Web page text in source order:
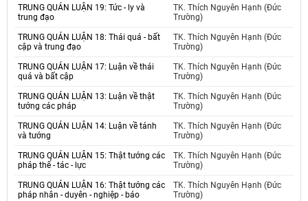
TRUNG QUÁN LUẬN 19: Tức - ly và
trung đạo
TK. Thích Nguyên Hạnh (Đức
Trường)
TRUNG QUÁN LUẬN 18: Thái quá - bất
cập và trung đạo
TK. Thích Nguyên Hạnh (Đức
Trường)
TRUNG QUÁN LUẬN 17: Luận về thái
quá và bất cập
TK. Thích Nguyên Hạnh (Đức
Trường)
TRUNG QUÁN LUẬN 13: Luận về thật
tướng các pháp
TK. Thích Nguyên Hạnh (Đức
Trường)
TRUNG QUÁN LUẬN 14: Luận về tánh
và tướng
TK. Thích Nguyên Hạnh (Đức
Trường)
TRUNG QUÁN LUẬN 15: Thật tướng các
pháp thể - tác - lực
TK. Thích Nguyên Hạnh (Đức
Trường)
TRUNG QUÁN LUẬN 16: Thật tướng các
pháp nhân - duyên - nghiệp - báo
TK. Thích Nguyên Hạnh (Đức
Trường)